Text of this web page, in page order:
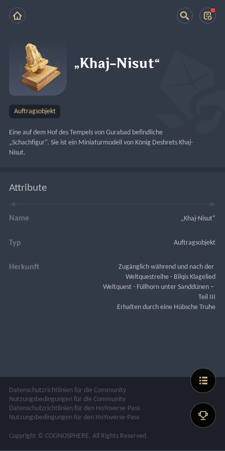
„Khaj-Nisut“
Auftragsobjekt
Eine auf dem Hof des Tempels von Gurabad befindliche
„Schachfigur“. Sie ist ein Miniaturmodell von König Deshrets Khaj-
Nisut.
Attribute
Name „Khaj-Nisut“
Typ Auftragsobjekt
Herkunft
Zugänglich während und nach der
Weltquestreihe - Bilqis Klagelied
Weltquest - Füllhorn unter Sanddünen –
Teil III
Erhalten durch eine Hübsche Truhe
Datenschutzrichtlinien für die Community
Nutzungsbedingungen für die Community
Datenschutzrichtlinien für den HoYoverse-Pass
Nutzungsbedingungen für den HoYoverse-Pass
Copyright © COGNOSPHERE. All Rights Reserved.